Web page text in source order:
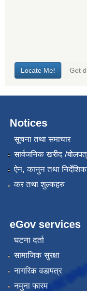
Notices
सूचना तथा समाचार
सार्वजनिक खरीद /
ऐन, कानुन तथा
कर तथा शुल्कहरु
eGov services
घटना दर्ता
सामाजिक सुरक्षा
नागरिक वडापत्र
नमुना फारम